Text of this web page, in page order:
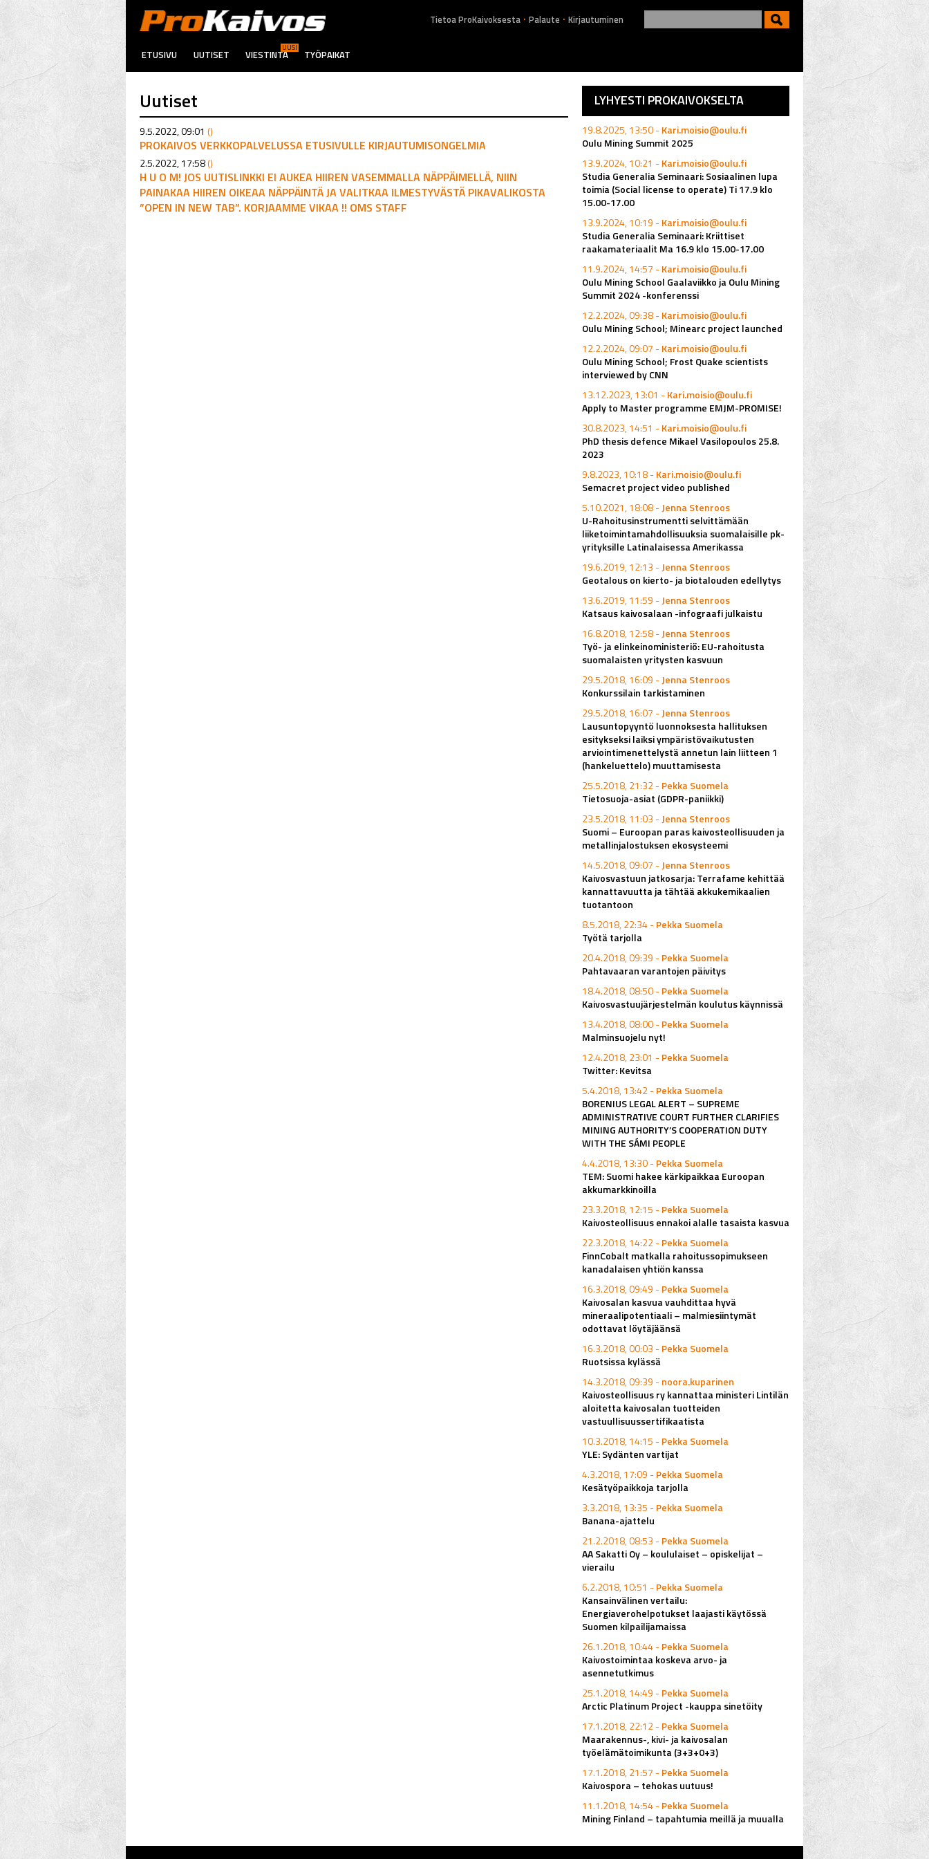
Tietoa ProKaivoksesta . Palaute . Kirjautuminen
ETUSIVU UUTISET VIESTINTÄ
UUSI
TYÖPAIKAT
Uutiset
9.5.2022, 09:01 ()
PROKAIVOS VERKKOPALVELUSSA ETUSIVULLE KIRJAUTUMISONGELMIA
2.5.2022, 17:58()
H U O M! JOS UUTISLINKKI EI AUKEA HIIREN VASEMMALLA NÄPPÄIMELLÄ, NIIN
PAINAKAA HIIREN OIKEAA NÄPPÄINTÄ JA VALITKAA ILMESTYVÄSTÄ PIKAVALIKOSTA
”OPEN IN NEW TAB”. KORJAAMME VIKAA !! OMS STAFF
LYHYESTI PROKAIVOKSELTA
19.8.2025, 13:50 -Kari.moisio@oulu.fi
Oulu Mining Summit 2025
13.9.2024, 10:21 -Kari.moisio@oulu.fi
Studia Generalia Seminaari: Sosiaalinen lupa
toimia (Social license to operate) Ti 17.9 klo
15.00-17.00
13.9.2024, 10:19 -Kari.moisio@oulu.fi
Studia Generalia Seminaari: Kriittiset
raakamateriaalit Ma 16.9 klo 15.00-17.00
11.9.2024, 14:57 -Kari.moisio@oulu.fi
Oulu Mining School Gaalaviikko ja Oulu Mining
Summit 2024 -konferenssi
12.2.2024, 09:38 -Kari.moisio@oulu.fi
Oulu Mining School; Minearc project launched
12.2.2024, 09:07 -Kari.moisio@oulu.fi
Oulu Mining School; Frost Quake scientists
interviewed by CNN
13.12.2023, 13:01 -Kari.moisio@oulu.fi
Apply to Master programme EMJM-PROMISE!
30.8.2023, 14:51 -Kari.moisio@oulu.fi
PhD thesis defence Mikael Vasilopoulos 25.8.
2023
9.8.2023, 10:18 -Kari.moisio@oulu.fi
Semacret project video published
5.10.2021, 18:08 -Jenna Stenroos
U-Rahoitusinstrumentti selvittämään
liiketoimintamahdollisuuksia suomalaisille pk-
yrityksille Latinalaisessa Amerikassa
19.6.2019, 12:13 -Jenna Stenroos
Geotalous on kierto- ja biotalouden edellytys
13.6.2019, 11:59 -Jenna Stenroos
Katsaus kaivosalaan -infograafi julkaistu
16.8.2018, 12:58 -Jenna Stenroos
Työ- ja elinkeinoministeriö: EU-rahoitusta
suomalaisten yritysten kasvuun
29.5.2018, 16:09 -Jenna Stenroos
Konkurssilain tarkistaminen
29.5.2018, 16:07 -Jenna Stenroos
Lausuntopyyntö luonnoksesta hallituksen
esitykseksi laiksi ympäristövaikutusten
arviointimenettelystä annetun lain liitteen 1
(hankeluettelo) muuttamisesta
25.5.2018, 21:32 -Pekka Suomela
Tietosuoja-asiat (GDPR-paniikki)
23.5.2018, 11:03 -Jenna Stenroos
Suomi – Euroopan paras kaivosteollisuuden ja
metallinjalostuksen ekosysteemi
14.5.2018, 09:07 -Jenna Stenroos
Kaivosvastuun jatkosarja: Terrafame kehittää
kannattavuutta ja tähtää akkukemikaalien
tuotantoon
8.5.2018, 22:34 -Pekka Suomela
Työtä tarjolla
20.4.2018, 09:39 -Pekka Suomela
Pahtavaaran varantojen päivitys
18.4.2018, 08:50 -Pekka Suomela
Kaivosvastuujärjestelmän koulutus käynnissä
13.4.2018, 08:00 -Pekka Suomela
Malminsuojelu nyt!
12.4.2018, 23:01 -Pekka Suomela
Twitter: Kevitsa
5.4.2018, 13:42 -Pekka Suomela
BORENIUS LEGAL ALERT – SUPREME
ADMINISTRATIVE COURT FURTHER CLARIFIES
MINING AUTHORITY’S COOPERATION DUTY
WITH THE SÁMI PEOPLE
4.4.2018, 13:30 -Pekka Suomela
TEM: Suomi hakee kärkipaikkaa Euroopan
akkumarkkinoilla
23.3.2018, 12:15 -Pekka Suomela
Kaivosteollisuus ennakoi alalle tasaista kasvua
22.3.2018, 14:22 -Pekka Suomela
FinnCobalt matkalla rahoitussopimukseen
kanadalaisen yhtiön kanssa
16.3.2018, 09:49 -Pekka Suomela
Kaivosalan kasvua vauhdittaa hyvä
mineraalipotentiaali – malmiesiintymät
odottavat löytäjäänsä
16.3.2018, 00:03 -Pekka Suomela
Ruotsissa kylässä
14.3.2018, 09:39 -noora.kuparinen
Kaivosteollisuus ry kannattaa ministeri Lintilän
aloitetta kaivosalan tuotteiden
vastuullisuussertifikaatista
10.3.2018, 14:15 -Pekka Suomela
YLE: Sydänten vartijat
4.3.2018, 17:09 -Pekka Suomela
Kesätyöpaikkoja tarjolla
3.3.2018, 13:35 -Pekka Suomela
Banana-ajattelu
21.2.2018, 08:53 -Pekka Suomela
AA Sakatti Oy – koululaiset – opiskelijat –
vierailu
6.2.2018, 10:51 -Pekka Suomela
Kansainvälinen vertailu:
Energiaverohelpotukset laajasti käytössä
Suomen kilpailijamaissa
26.1.2018, 10:44 -Pekka Suomela
Kaivostoimintaa koskeva arvo- ja
asennetutkimus
25.1.2018, 14:49 -Pekka Suomela
Arctic Platinum Project -kauppa sinetöity
17.1.2018, 22:12 -Pekka Suomela
Maarakennus-, kivi- ja kaivosalan
työelämätoimikunta (3+3+0+3)
17.1.2018, 21:57 -Pekka Suomela
Kaivospora – tehokas uutuus!
11.1.2018, 14:54 -Pekka Suomela
Mining Finland – tapahtumia meillä ja muualla